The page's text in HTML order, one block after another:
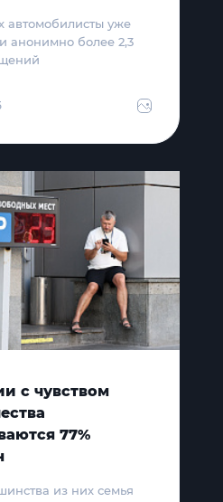
автомобилисты уже
анонимно более 2,3
с чувством
77%
из них семья